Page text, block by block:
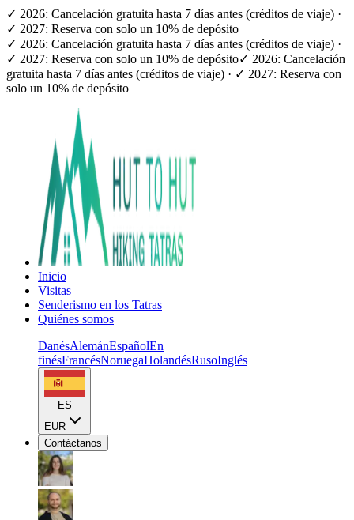
✓ 2026: Cancelación gratuita hasta 7 días antes (créditos de viaje) ·
✓ 2027: Reserva con solo un 10% de depósito
✓ 2026: Cancelación gratuita hasta 7 días antes (créditos de viaje) ·
✓ 2027: Reserva con solo un 10% de depósito✓ 2026: Cancelación
gratuita hasta 7 días antes (créditos de viaje) · ✓ 2027: Reserva con
solo un 10% de depósito
Inicio
Visitas
Senderismo en los Tatras
Quiénes somos
DanésAlemánEspañolEn
finésFrancésNoruegaHolandésRusoInglés
ES
EUR
Contáctanos